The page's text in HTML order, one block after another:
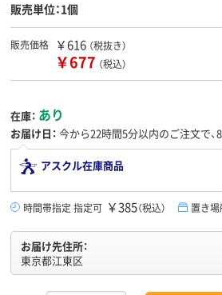
販売単位：1個
販売価格 ￥616 （税抜き）
￥677 （税込）
在庫： あり
お届け日： 今から22時間5分以内のご注文で、
アスクル在庫商品
時間帯指定 指定可 ￥385（税込） 置き
お届け先住所：
東京都江東区